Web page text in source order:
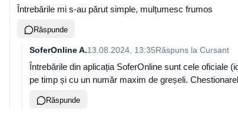
Întrebările mi s-au părut simple, mulțumesc frumos
Răspunde
SoferOnline A.13.08.2024, 13:35Răspuns la Cursant
Întrebările din aplicația SoferOnline sunt cele oficiale
pe timp și cu un număr maxim de greșeli.
Răspunde